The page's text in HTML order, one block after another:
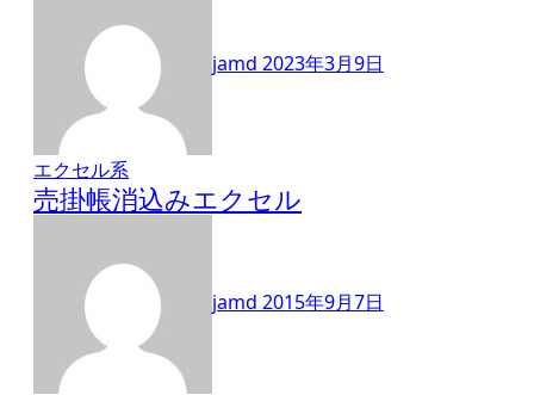
jamd 2023年3月9日
エクセル系
売掛帳消込みエクセル
jamd 2015年9月7日